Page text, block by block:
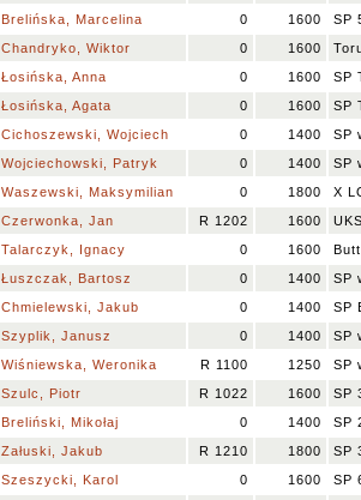
Brelińska, Marcelina 0 1600
SP
Chandryko, Wiktor 0 1600
Łosińska, Anna 0 1600
SP
Łosińska, Agata 0 1600
SP
Cichoszewski, Wojciech 0 1400
SP
Wojciechowski, Patryk 0 1400
SP
Waszewski, Maksymilian 0 1800
X
Czerwonka, Jan R 1202 1600
Talarczyk, Ignacy 0 1600
Łuszczak, Bartosz 0 1400
SP
Chmielewski, Jakub 0 1400
SP
Szyplik, Janusz 0 1400
SP
Wiśniewska, Weronika R 1100 1250
SP
Szulc, Piotr R 1022 1600
SP
Breliński, Mikołaj 0 1400
SP
Załuski, Jakub R 1210 1800
SP
Szeszycki, Karol 0 1600
SP